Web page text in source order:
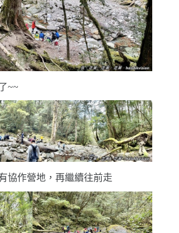
~~
協作營地，再繼續往前走